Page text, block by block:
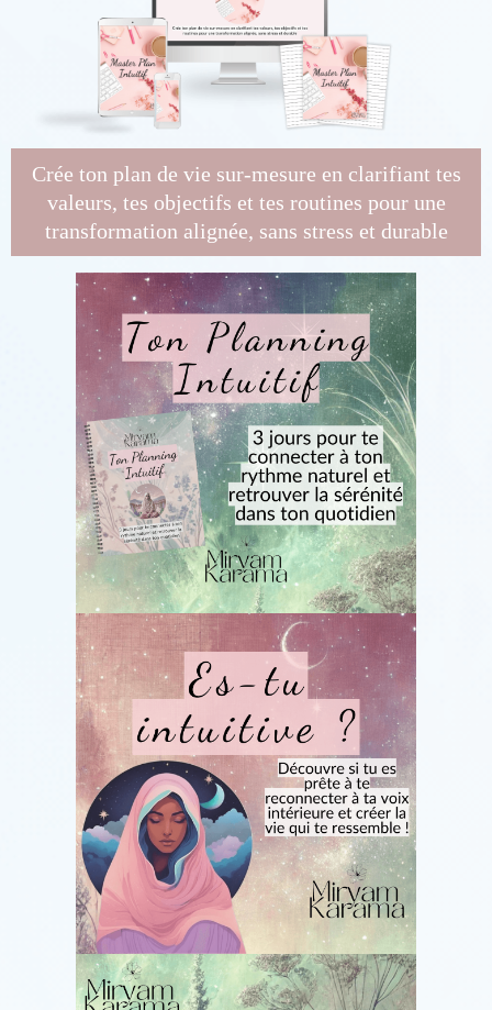
Crée ton plan de vie sur-mesure en clarifiant tes
valeurs, tes objectifs et tes routines pour une
transformation alignée, sans stress et durable